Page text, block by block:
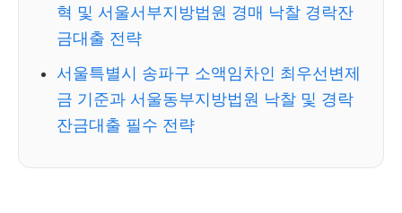
혁 및 서울서부지방법원 경매 낙찰 경락잔
금대출 전략
서울특별시 송파구 소액임차인 최우선변제
금 기준과 서울동부지방법원 낙찰 및 경락
잔금대출 필수 전략